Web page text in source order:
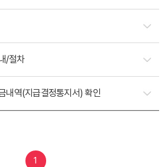
/절차
내역(지급결정통지서) 확인
1